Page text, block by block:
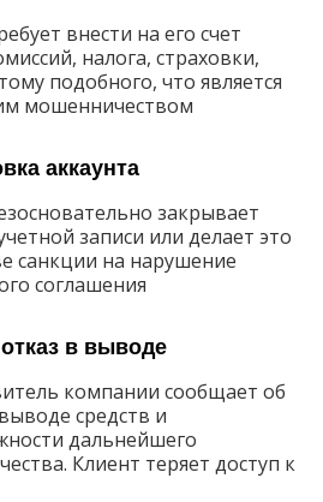
внести на его счет
налога, страховки,
подобного, что является
мошенничеством
аккаунта
закрывает
записи или делает это
санкции на нарушение
соглашения
в выводе
компании сообщает об
средств и
дальнейшего
Клиент теряет доступ к